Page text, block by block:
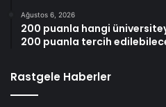
Ağustos 6, 2026
200 puanla hangi
200 puanla tercih
Rastgele Haberler